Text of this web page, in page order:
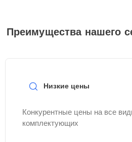
Преимущества нашего
Низкие цены
Конкурентные цены на все
комплектующих